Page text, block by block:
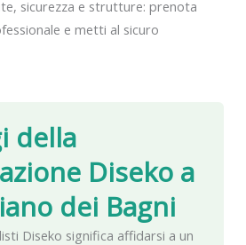
della
Diseko a
dei Bagni
Diseko significa affidarsi a un
sicurezza e strutture: prenota
e metti al sicuro